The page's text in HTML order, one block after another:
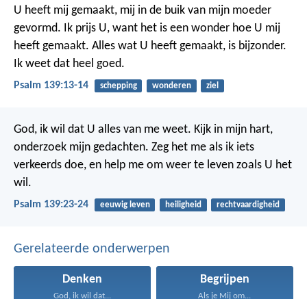
U heeft mij gemaakt, mij in de buik van mijn moeder
gevormd. Ik prijs U, want het is een wonder hoe U mij
heeft gemaakt. Alles wat U heeft gemaakt, is bijzonder.
Ik weet dat heel goed.
Psalm 139:13-14 schepping wonderen ziel
God, ik wil dat U alles van me weet. Kijk in mijn hart,
onderzoek mijn gedachten. Zeg het me als ik iets
verkeerds doe, en help me om weer te leven zoals U het
wil.
Psalm 139:23-24 eeuwig leven heiligheid rechtvaardigheid
Gerelateerde onderwerpen
Denken
God, ik wil dat...
Begrijpen
Als je Mij om...